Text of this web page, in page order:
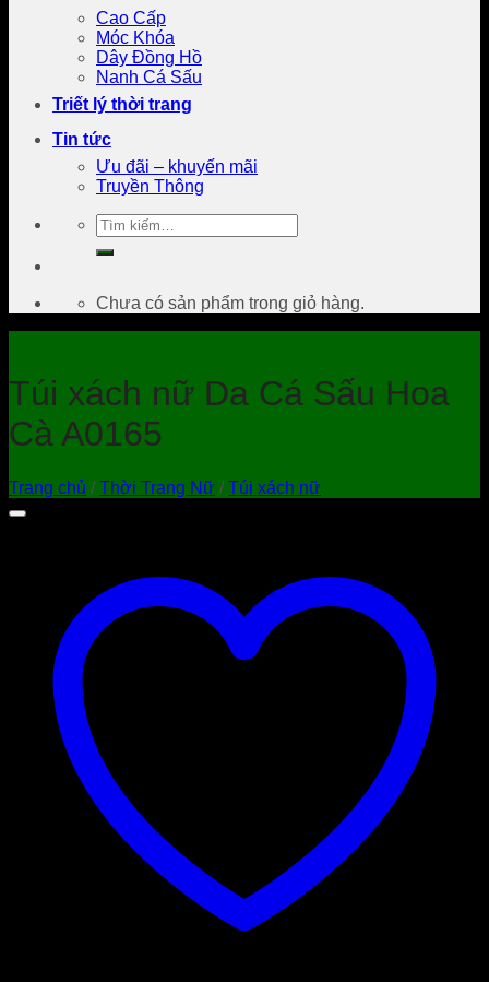
Cao Cấp
Móc Khóa
Dây Đồng Hồ
Nanh Cá Sấu
Triết lý thời trang
Tin tức
Ưu đãi – khuyến mãi
Truyền Thông
Tìm
kiếm:
Chưa có sản phẩm trong giỏ hàng.
Túi xách nữ Da Cá Sấu Hoa
Cà A0165
Trang chủ / Thời Trang Nữ / Túi xách nữ